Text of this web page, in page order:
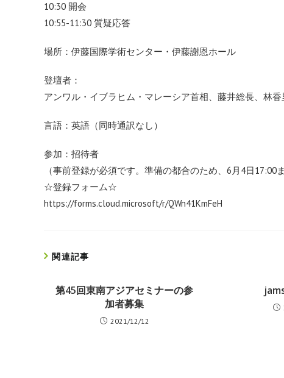
10:30 開会
10:55-11:30 質疑応答
場所：伊藤国際学術センター・伊藤謝恩ホール
登壇者：
アンワル・イブラヒム・マレーシア首相、藤井総長、林香
言語：英語（同時通訳なし）
参加：招待者
（事前登録が必須です。準備の都合のため、6月4日17:00ま
☆登録フォーム☆
https://forms.cloud.microsoft/r/QWn41KmFeH
関連記事
第45回東南アジアセミナーの参
加者募集
2021/12/12